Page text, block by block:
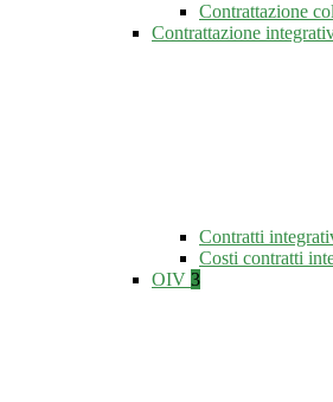
Contrattazione
Contrattazione
Contratti
Costi contratti
OIV 3